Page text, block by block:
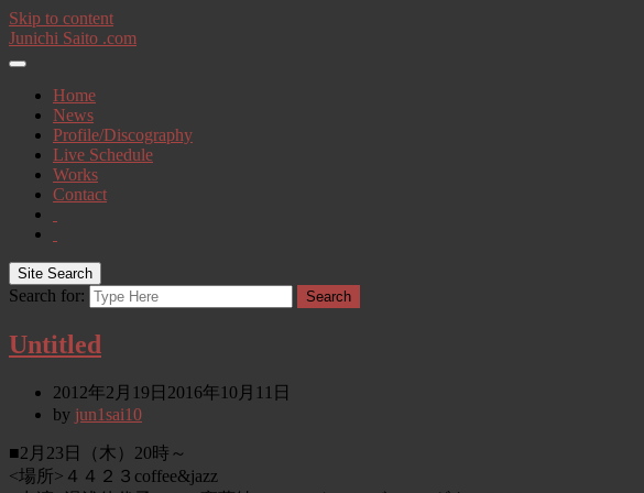
Skip to content
Junichi Saito .com
Home
News
Profile/Discography
Live Schedule
Works
Contact
Site Search
Search for: Search
Untitled
2012年2月19日 2016年10月11日
by jun1sai10
■2月23日（木）20時～
<場所>４４２３coffee&jazz